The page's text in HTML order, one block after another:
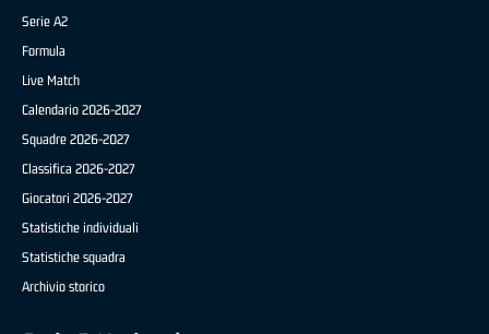
Serie A2
Formula
Live Match
Calendario 2026-2027
Squadre 2026-2027
Classifica 2026-2027
Giocatori 2026-2027
Statistiche individuali
Statistiche squadra
Archivio storico